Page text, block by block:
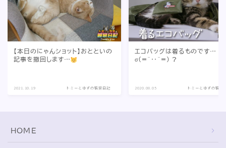
【本日のにゃんショット】おとといの
記事を撤回します…
エコバッグは着るものです…
σ(=^‥^=) ?
ねこ日和